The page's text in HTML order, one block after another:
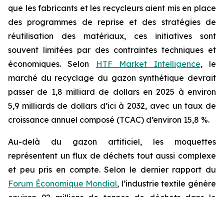
que les fabricants et les recycleurs aient mis en place
des programmes de reprise et des stratégies de
réutilisation des matériaux, ces initiatives sont
souvent limitées par des contraintes techniques et
économiques. Selon
HTF Market Intelligence, le
marché du recyclage du gazon synthétique devrait
passer de 1,8 milliard de dollars en 2025 à environ
5,9 milliards de dollars d’ici à 2032, avec un taux de
croissance annuel composé (TCAC) d’environ 15,8 %.
Au-delà du gazon artificiel, les moquettes
représentent un flux de déchets tout aussi complexe
et peu pris en compte. Selon le dernier rapport du
Forum Économique Mondial, l’industrie textile génère